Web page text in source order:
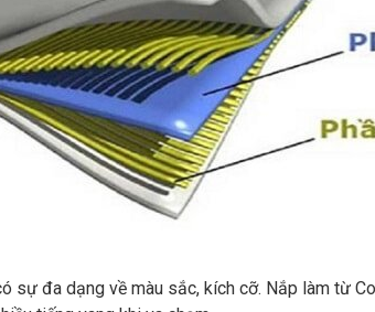
sự đa dạng về màu sắc, kích cỡ. Nắp làm từ